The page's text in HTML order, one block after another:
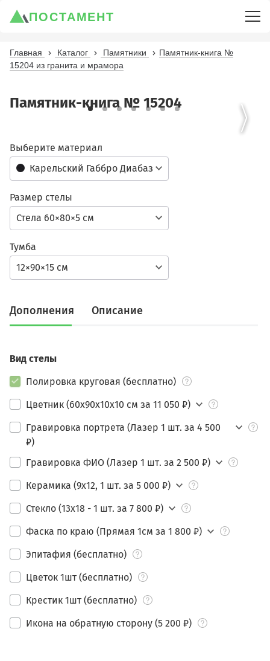
ПОСТАМЕНТ
Главная Каталог Памятники
Памятник-книга №
15204 из гранита и мрамора
Памятник-книга № 15204
Карельский Габбро Диабаз
Выберите материал
Стела 60×80×5 см
Размер стелы
12×90×15 см
Тумба
Дополнения Описание
Вид стелы
Полировка круговая (бесплатно)
Цветник (60х90х10х10 см за 11 050 ₽)
Гравировка портрета (Лазер 1 шт. за 4 500
₽)
Гравировка ФИО (Лазер 1 шт. за 2 500 ₽)
Керамика (9х12, 1 шт. за 5 000 ₽)
Стекло (13х18 - 1 шт. за 7 800 ₽)
Фаска по краю (Прямая 1см за 1 800 ₽)
Эпитафия (бесплатно)
Цветок 1шт (бесплатно)
Крестик 1шт (бесплатно)
Икона на обратную сторону (5 200 ₽)